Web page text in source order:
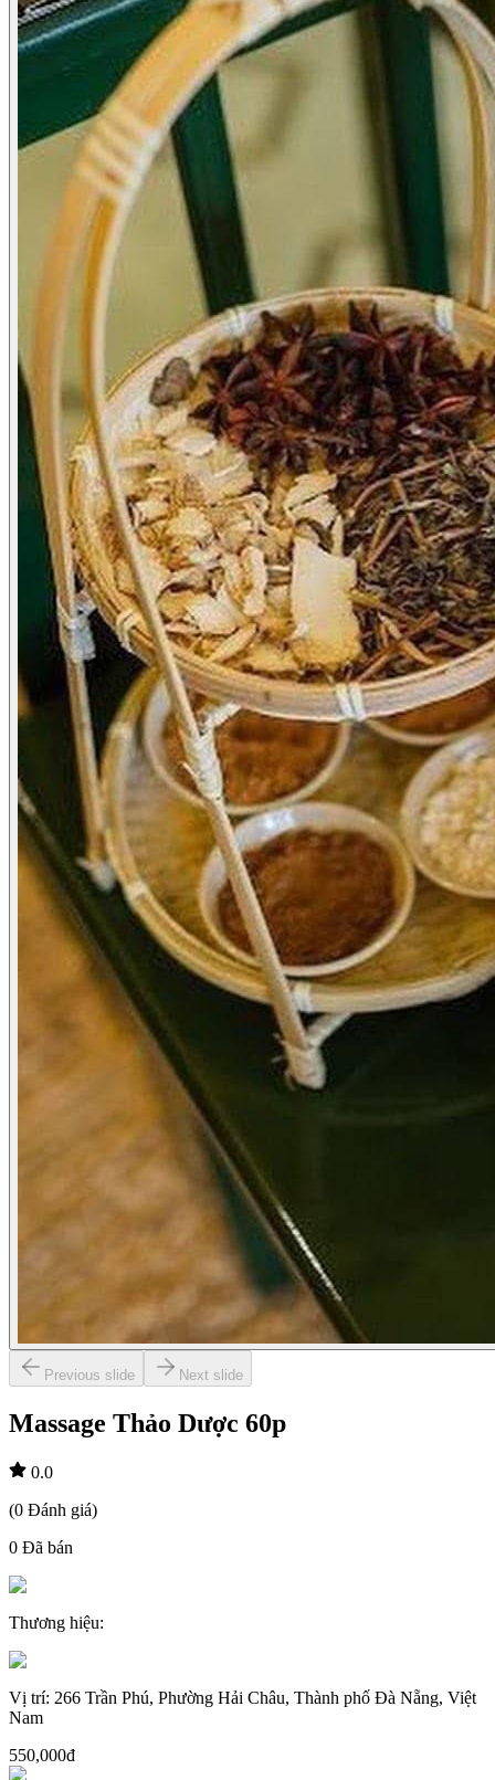
Previous slide Next slide
Massage Thảo Dược 60p
0.0
(0 Đánh giá)
0 Đã bán
Thương hiệu:
Vị trí: 266 Trần Phú, Phường Hải Châu, Thành phố Đà Nẵng, Việt
Nam
550,000đ